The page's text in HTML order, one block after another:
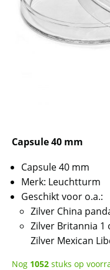
Capsule 40 mm
Capsule 40 mm
Merk: Leuchtturm
Geschikt voor o.a.:
Zilver China
Zilver Britannia 1
Zilver Mexican
Nog 1052 stuks op